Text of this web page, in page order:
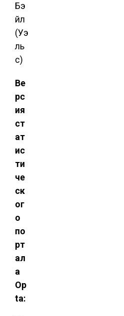
Бэ
йл
(Уэ
ль
с)
Ве
рс
ия
ст
ат
ис
ти
че
ск
ог
о
по
рт
ал
а
Op
ta: